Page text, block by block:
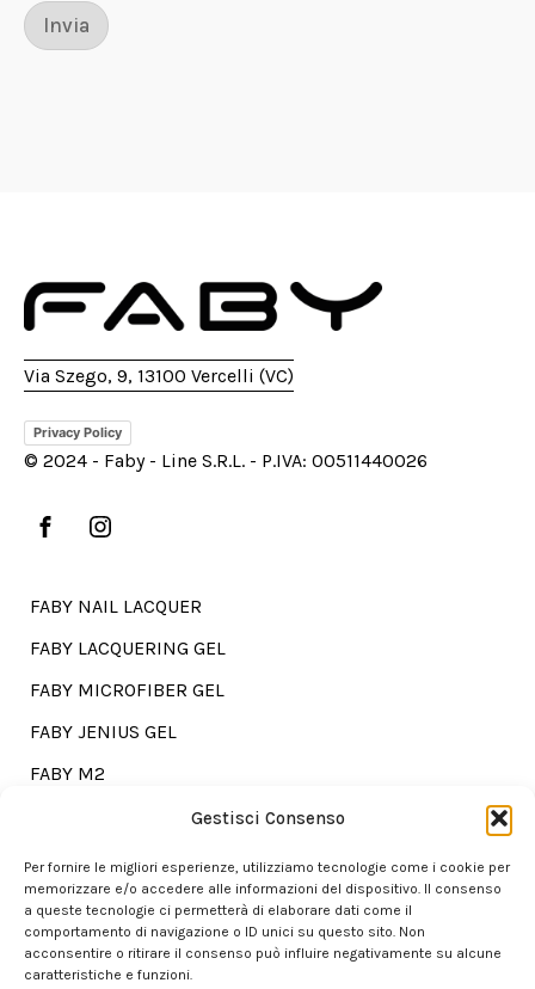
Gestisci Consenso
Per fornire le migliori esperienze, utilizziamo tecnologie come i cookie per
memorizzare e/o accedere alle informazioni del dispositivo. Il consenso
a queste tecnologie ci permetterà di elaborare dati come il
comportamento di navigazione o ID unici su questo sito. Non
acconsentire o ritirare il consenso può influire negativamente su alcune
caratteristiche e funzioni.
Invia
Via Szego, 9, 13100 Vercelli (VC)
Privacy Policy
© 2024 - Faby - Line S.R.L. - P.IVA: 00511440026
FABY NAIL LACQUER
FABY LACQUERING GEL
FABY MICROFIBER GEL
FABY JENIUS GEL
FABY M2
Go shopping?